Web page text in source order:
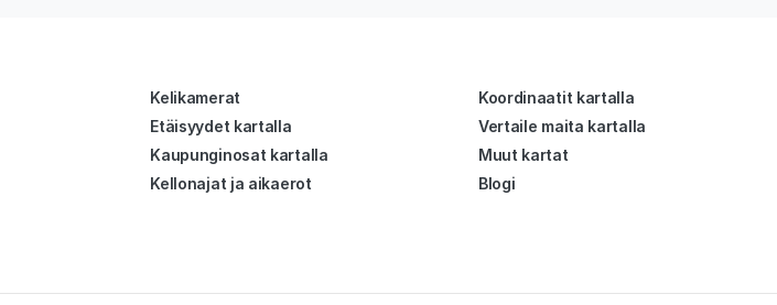
Kelikamerat
Etäisyydet kartalla
Kaupunginosat kartalla
Kellonajat ja aikaerot
Koordinaatit kartalla
Vertaile maita kartalla
Muut kartat
Blogi